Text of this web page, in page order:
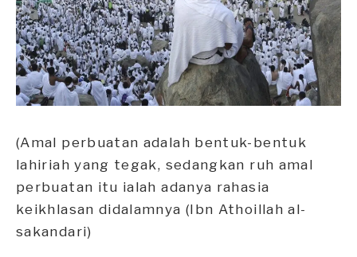
(Amal perbuatan adalah bentuk-bentuk
lahiriah yang tegak, sedangkan ruh amal
perbuatan itu ialah adanya rahasia
keikhlasan didalamnya (Ibn Athoillah al-
sakandari)